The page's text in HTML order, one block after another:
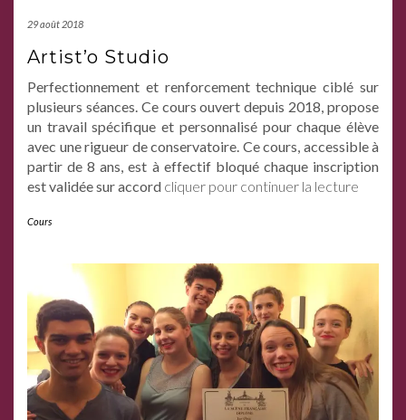
29 août 2018
Artist’o Studio
Perfectionnement et renforcement technique ciblé sur
plusieurs séances. Ce cours ouvert depuis 2018, propose
un travail spécifique et personnalisé pour chaque élève
avec une rigueur de conservatoire. Ce cours, accessible à
partir de 8 ans, est à effectif bloqué chaque inscription
est validée sur accord cliquer pour continuer la lecture
Cours